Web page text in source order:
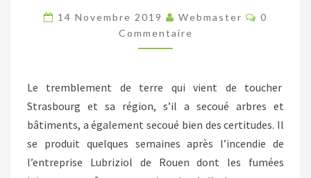
14 Novembre 2019 Webmaster
0
Commentaire
Le tremblement de terre qui vient de toucher
Strasbourg et sa région, s’il a secoué arbres et
bâtiments, a également secoué bien des certitudes. Il
se produit quelques semaines après l’incendie de
l’entreprise Lubriziol de Rouen dont les fumées